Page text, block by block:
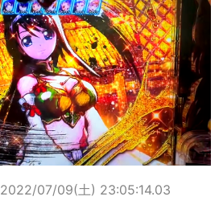
2022/07/09(土) 23:05:14.03